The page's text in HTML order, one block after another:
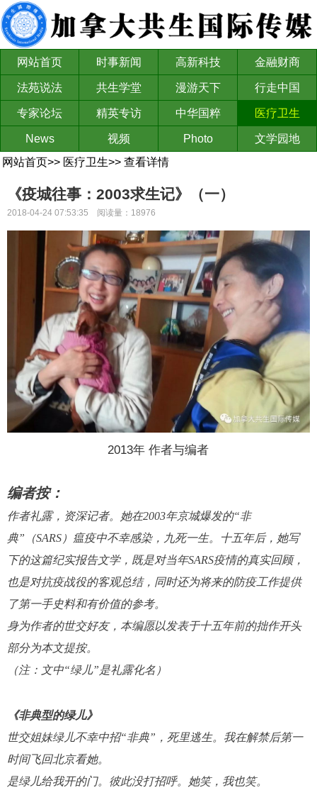
网站首页 时事新闻 高新科技 金融财商
法苑说法 共生学堂 漫游天下 行走中国
专家论坛 精英专访 中华国粹 医疗卫生
News 视频 Photo
文学园地
网站首页>> 医疗卫生>> 查看详情
《疫城往事：2003求生记》（一）
2018-04-24 07:53:35 阅读量：18976
2013年 作者与编者
编者按：
作者礼露，资深记者。她在2003年京城爆发的“非
典”（SARS）瘟疫中不幸感染，九死一生。十五年后，她写
下的这篇纪实报告文学，既是对当年SARS疫情的真实回顾，
也是对抗疫战役的客观总结， 同时还为将来的防疫工作提供
了第一手史料和有价值的参考。
身为作者的世交好友，本编愿以发表于十五年前的拙作开头
部分为本文提按。
（注： 文中“绿儿”是礼露化名）
《非典型的绿儿》
世交姐妹绿儿不幸中招“非典”，死里逃生。我在解禁后第一
时间飞回北京看她。
是绿儿给我开的门。彼此没打招呼。她笑，我也笑。